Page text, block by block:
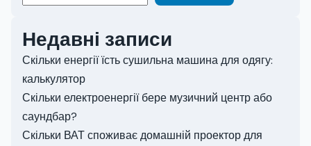
Недавні записи
Скільки енергії їсть сушильна машина для одягу:
калькулятор
Скільки електроенергії бере музичний центр або
саундбар?
Скільки ВАТ споживає домашній проектор для